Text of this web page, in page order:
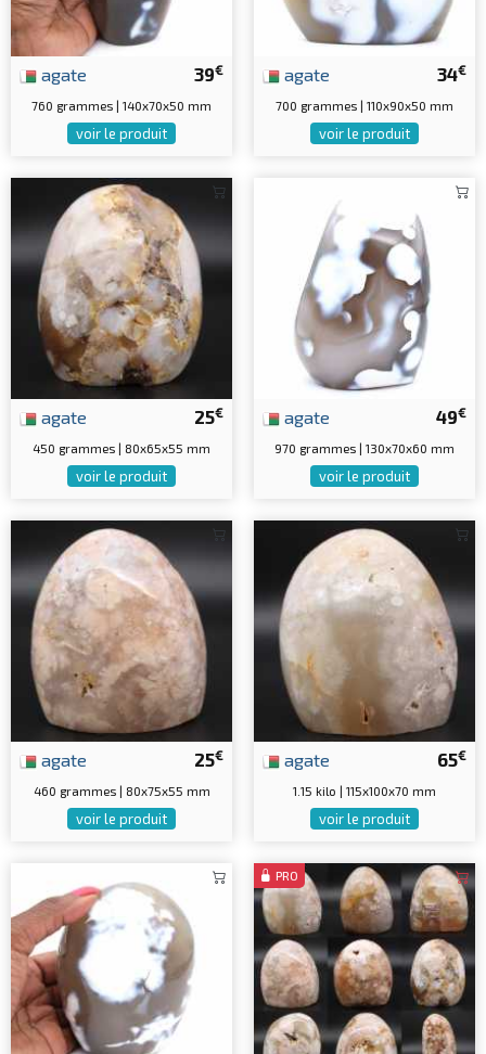
39€
agate
760 grammes | 140x70x50 mm
voir le produit
34€
agate
700 grammes | 110x90x50 mm
voir le produit
25€
agate
450 grammes | 80x65x55 mm
voir le produit
49€
agate
970 grammes | 130x70x60 mm
voir le produit
25€
agate
460 grammes | 80x75x55 mm
voir le produit
65€
agate
1.15 kilo | 115x100x70 mm
voir le produit
PRO